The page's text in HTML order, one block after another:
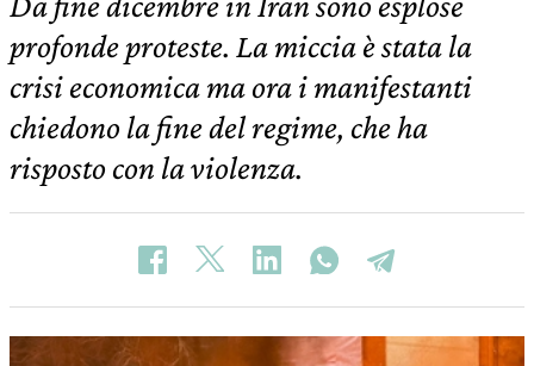
profonde proteste. La miccia è stata la
crisi economica ma ora i manifestanti
chiedono la fine del regime, che ha
risposto con la violenza.